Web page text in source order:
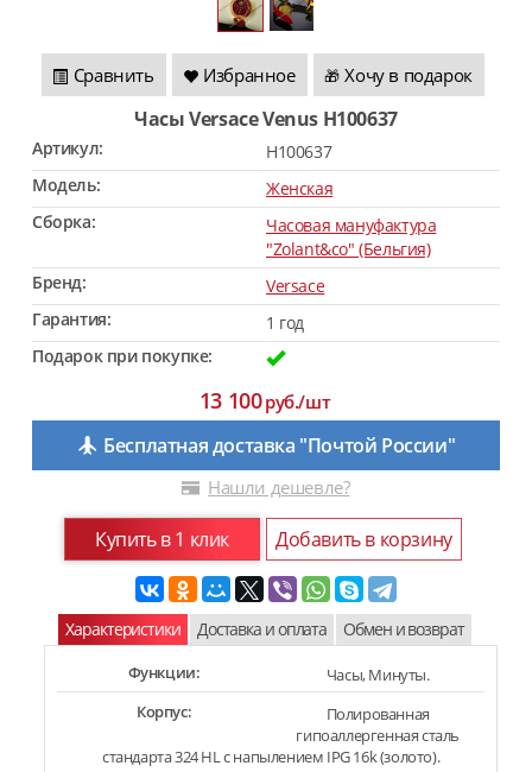
Сравнить Избранное 🎁 Хочу в подарок
Часы Versace Venus H100637
Артикул:
H100637
Модель:
Женская
Сборка:
Часовая мануфактура
"Zolant&co" (Бельгия)
Бренд:
Versace
Гарантия:
1 год
Подарок при покупке:
13 100руб./шт
Бесплатная доставка "Почтой России"
Нашли дешевле?
Купить в 1 клик Добавить в корзину
Характеристики Доставка и оплата Обмен и возврат
Функции:
Часы, Минуты.
Корпус:
Полированная
гипоаллергенная сталь
стандарта 324 HL с напылением IPG 16k (золото).